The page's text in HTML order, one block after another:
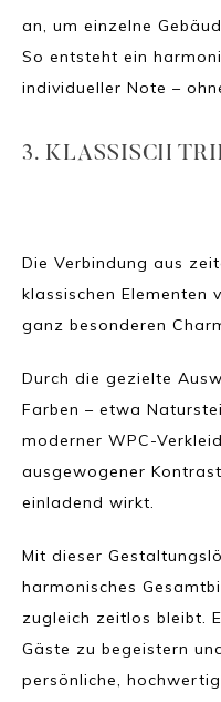
an, um einzelne
So entsteht ein
individueller Note –
3. KLASSISCH
Die Verbindung aus
klassischen Elementen
ganz besonderen
Durch die gezielte
Farben – etwa
moderner WPC-
ausgewogener
einladend wirkt.
Mit dieser
harmonisches
zugleich zeitlos bleibt.
Gäste zu begeistern
persönliche,